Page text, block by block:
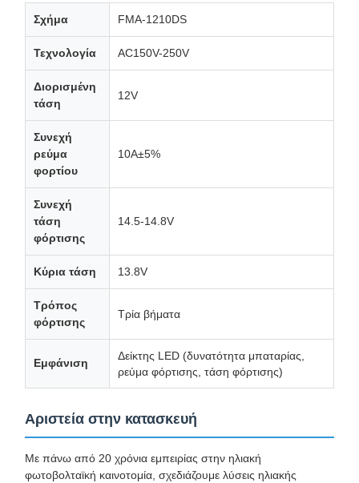
Σχήμα FMA-1210DS
Τεχνολογία AC150V-250V
Διορισμένη
τάση
12V
Συνεχή
ρεύμα
φορτίου
10A±5%
Συνεχή
τάση
φόρτισης
14.5-14.8V
Κύρια τάση 13.8V
Τρόπος
φόρτισης
Τρία βήματα
Εμφάνιση
Δείκτης LED (δυνατότητα μπαταρίας,
ρεύμα φόρτισης, τάση φόρτισης)
Αριστεία στην κατασκευή
Με πάνω από 20 χρόνια εμπειρίας στην ηλιακή
φωτοβολταϊκή καινοτομία, σχεδιάζουμε λύσεις ηλιακής